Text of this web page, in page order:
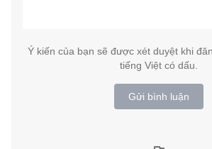
Ý kiến của bạn sẽ được xét duyệt khi
tiếng Việt có dấu.
Gửi bình luận